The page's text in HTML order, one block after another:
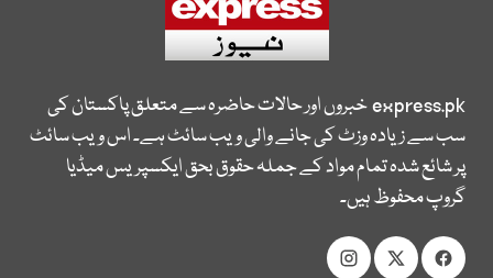
express.pkخبروں اور حالات حاضرہ سے متعلق پاکستان کی
سب سے زیادہ وزٹ کی جانے والی ویب سائٹ ہے۔ اس ویب سائٹ
پر شائع شدہ تمام مواد کے جملہ حقوق بحق ایکسپریس میڈیا
گروپ محفوظ ہیں۔